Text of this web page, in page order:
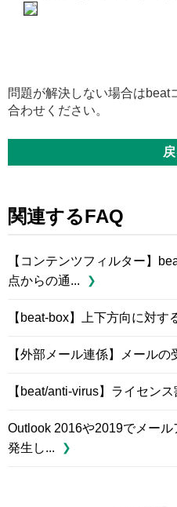
問題が解決しない場合はbeat
合わせください。
関連するFAQ
【コンテンツフィルター】
点からの通...
【beat-box】上下方向に対す
【外部メール連係】メール
【beat/anti-virus】ライセン
Outlook 2016や2019でメー
発生し...